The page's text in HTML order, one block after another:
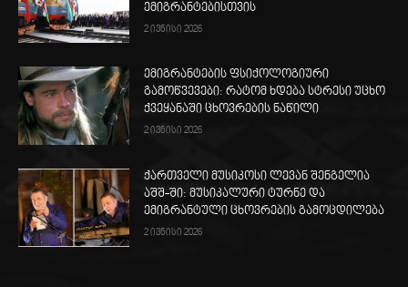
ემიგრანტებისთვის
2 ივნისი 2026
ემიგრანტების ფსიქოლოგიური
გამოწვევები: რატომ ხდება სტრესი უცხო
ქვეყანაში ცხოვრების ნაწილი
2 ივნისი 2026
ქართველი მუსიკოსი ლევან შენგელია
აშშ-ში: მუსიკალური ტურნე და
ემიგრანტული ცხოვრების გამოცდილება
2 ივნისი 2026